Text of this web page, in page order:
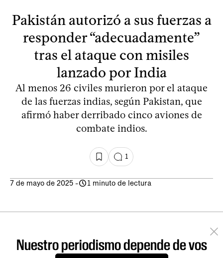
Pakistán autorizó a sus fuerzas a
responder “adecuadamente”
tras el ataque con misiles
lanzado por India
Al menos 26 civiles murieron por el ataque
de las fuerzas indias, según Pakistan, que
afirmó haber derribado cinco aviones de
combate indios.
1
7 de mayo de 2025 - 1 minuto de lectura
Nuestro periodismo depende de vos